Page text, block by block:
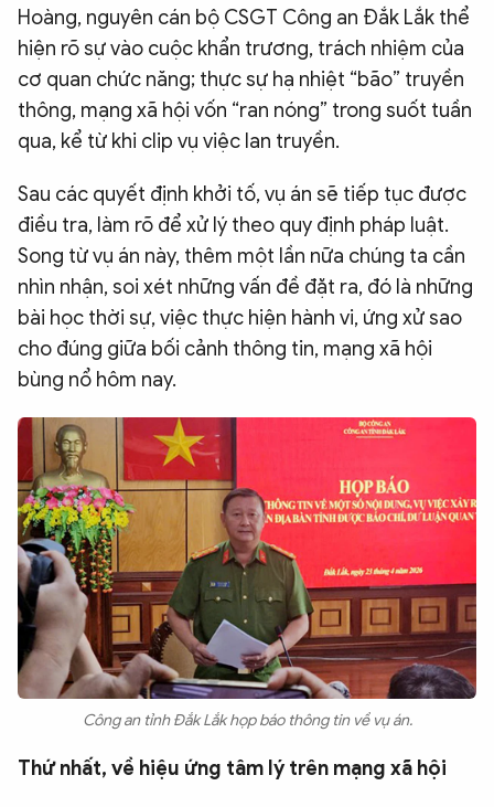
Hoàng, nguyên cán bộ CSGT Công an Đắk Lắk thể
hiện rõ sự vào cuộc khẩn trương, trách nhiệm của
cơ quan chức năng; thực sự hạ nhiệt “bão” truyền
thông, mạng xã hội vốn “ran nóng” trong suốt tuần
qua, kể từ khi clip vụ việc lan truyền.
Sau các quyết định khởi tố, vụ án sẽ tiếp tục được
điều tra, làm rõ để xử lý theo quy định pháp luật.
Song từ vụ án này, thêm một lần nữa chúng ta cần
nhìn nhận, soi xét những vấn đề đặt ra, đó là những
bài học thời sự, việc thực hiện hành vi, ứng xử sao
cho đúng giữa bối cảnh thông tin, mạng xã hội
bùng nổ hôm nay.
Công an tỉnh Đắk Lắk họp báo thông tin về vụ án.
Thứ nhất, về hiệu ứng tâm lý trên mạng xã hội